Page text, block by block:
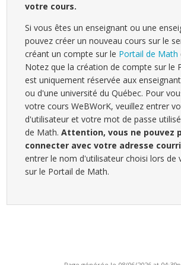
votre cours.
Si vous êtes un enseignant ou une
pouvez créer un nouveau cours sur le
créant un compte sur le Portail de Math
Notez que la création de compte sur le
est uniquement réservée aux
ou d'une université du Québec. Pour
votre cours WeBWorK, veuillez entrer
d'utilisateur et votre mot de passe
de Math.Attention, vous ne pouvez
connecter avec votre adresse
entrer le nom d'utilisateur choisi lors de
sur le Portail de Math.